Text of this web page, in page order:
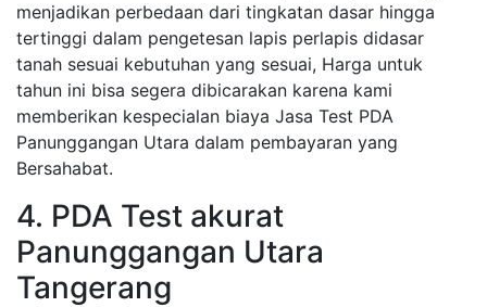
menjadikan perbedaan dari tingkatan dasar hingga
tertinggi dalam pengetesan lapis perlapis didasar
tanah sesuai kebutuhan yang sesuai, Harga untuk
tahun ini bisa segera dibicarakan karena kami
memberikan kespecialan biaya Jasa Test PDA
Panunggangan Utara dalam pembayaran yang
Bersahabat.
4. PDA Test akurat
Panunggangan Utara
Tangerang